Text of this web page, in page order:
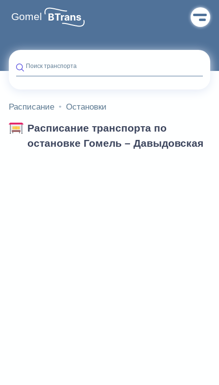
Gomel
Поиск транспорта
Расписание Остановки
Расписание транспорта по
остановке Гомель – Давыдовская